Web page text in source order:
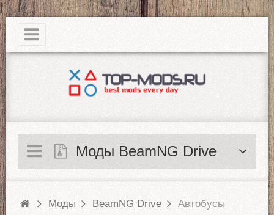
|
Моды BeamNG Drive
Моды BeamNG Drive Автобусы